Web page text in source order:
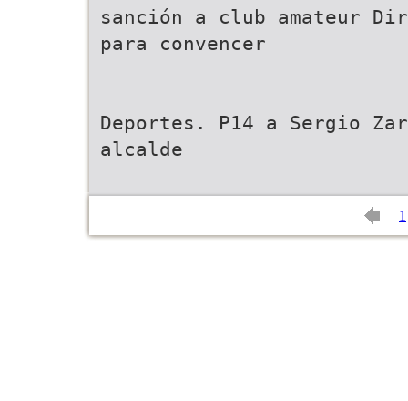
sanción a club amateur
para convencer
Deportes. P14 a Sergio
alcalde
1